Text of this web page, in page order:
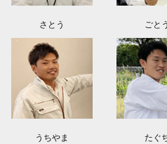
さとう ごとう
うちやま たぐ